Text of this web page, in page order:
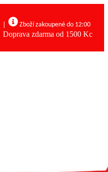
Zboží zakoupené do 12:00
Doprava zdarma od 1500 Kc